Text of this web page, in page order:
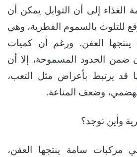
الغذاء إلى أن التوابل يمكن أن
للتلوث بالسموم الفطرية، وهي
ينتجها العفن. ورغم أن كميات
ضمن الحدود المسموحة، إلا أن
قد يرتبط بأعراض مثل التعب،
وضعف المناعة.
وأين توجد؟
مركبات سامة ينتجها العفن،